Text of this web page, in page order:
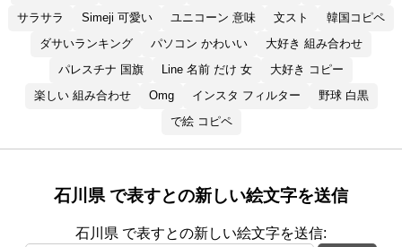
サラサラ
Simeji 可愛い ユニコーン 意味 文スト
韓国コピペ
ダサいランキング
パソコン かわいい
大好き 組み合わせ
パレスチナ 国旗
Line 名前 だけ 女
大好き コピー
楽しい 組み合わせ
Omg インスタ フィルター
野球 白黒
で絵 コピペ
石川県 で表すとの新しい絵文字を送信
石川県 で表すとの新しい絵文字を送信: